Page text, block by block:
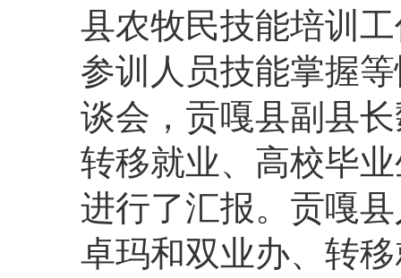
县农牧民技能培训
参训人员技能掌握
谈会，贡嘎县副县
转移就业、高校毕
进行了汇报。贡嘎
卓玛和双业办、转